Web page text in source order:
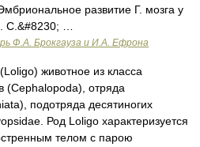
развитие Г. мозга у
С.&#8230; …
Ф.А. Брокгауза и И.А. Ефрона
животное из класса
(Cephalopoda), отряда
подотряда десятиногих
Род Loligo характеризуется
телом с парою